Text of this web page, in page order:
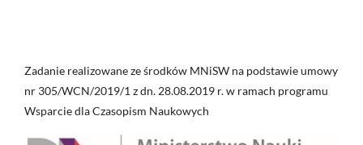
Zadanie realizowane ze środków MNiSW na podstawie umowy
nr 305/WCN/2019/1 z dn. 28.08.2019 r. w ramach programu
Wsparcie dla Czasopism Naukowych